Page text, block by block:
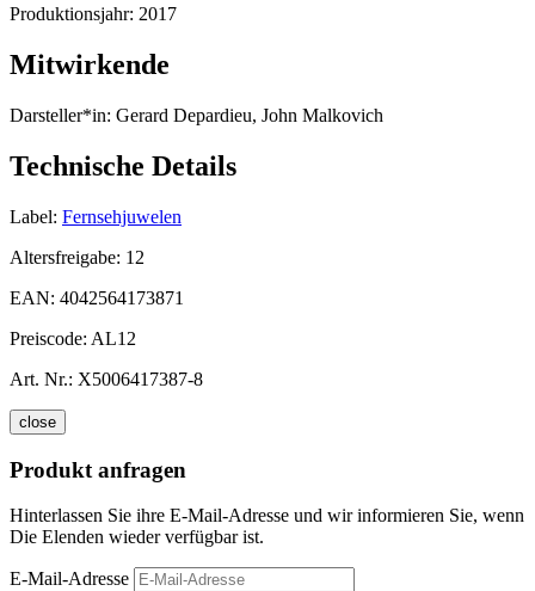
Produktionsjahr: 2017
Mitwirkende
Darsteller*in: Gerard Depardieu, John Malkovich
Technische Details
Label: Fernsehjuwelen
Altersfreigabe: 12
EAN: 4042564173871
Preiscode: AL12
Art. Nr.: X5006417387-8
close
Produkt anfragen
Hinterlassen Sie ihre E-Mail-Adresse und wir informieren Sie, wenn
Die Elenden wieder verfügbar ist.
E-Mail-Adresse